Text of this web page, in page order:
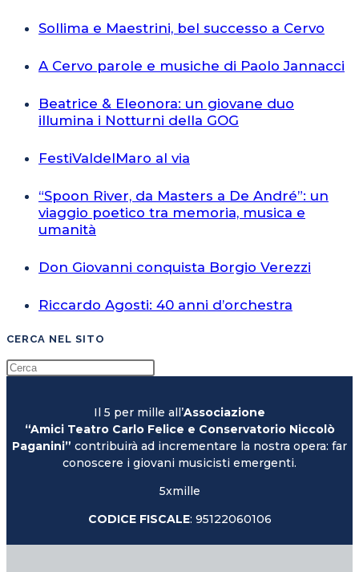
Sollima e Maestrini, bel successo a Cervo
A Cervo parole e musiche di Paolo Jannacci
Beatrice & Eleonora: un giovane duo
illumina i Notturni della GOG
FestiValdelMaro al via
“Spoon River, da Masters a De André”: un
viaggio poetico tra memoria, musica e
umanità
Don Giovanni conquista Borgio Verezzi
Riccardo Agosti: 40 anni d’orchestra
CERCA NEL SITO
Il 5 per mille all’Associazione
“Amici Teatro Carlo Felice e Conservatorio Niccolò
Paganini” contribuirà ad incrementare la nostra opera: far
conoscere i giovani musicisti emergenti.
5xmille
CODICE FISCALE: 95122060106